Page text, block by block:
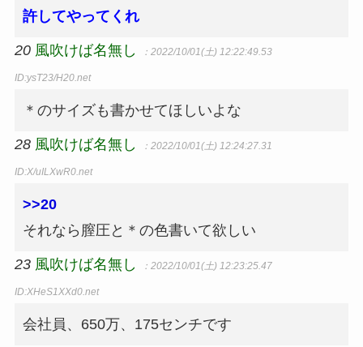
許してやってくれ
20 風吹けば名無し ：2022/10/01(土) 12:22:49.53
ID:ysT23/H20.net
＊のサイズも書かせてほしいよな
28 風吹けば名無し ：2022/10/01(土) 12:24:27.31
ID:X/uILXwR0.net
>>20
それなら膣圧と＊の色書いて欲しい
23 風吹けば名無し ：2022/10/01(土) 12:23:25.47
ID:XHeS1XXd0.net
会社員、650万、175センチです